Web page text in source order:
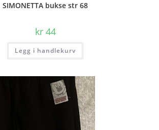
SIMONETTA bukse str 68
kr44
Legg i handlekurv